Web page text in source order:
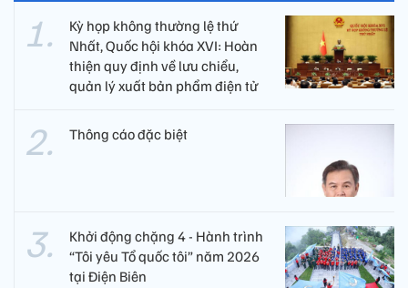
Kỳ họp không thường lệ thứ
Nhất, Quốc hội khóa XVI: Hoàn
thiện quy định về lưu chiểu,
quản lý xuất bản phẩm điện tử
Thông cáo đặc biệt
Khởi động chặng 4 - Hành trình
“Tôi yêu Tổ quốc tôi” năm 2026
tại Điện Biên